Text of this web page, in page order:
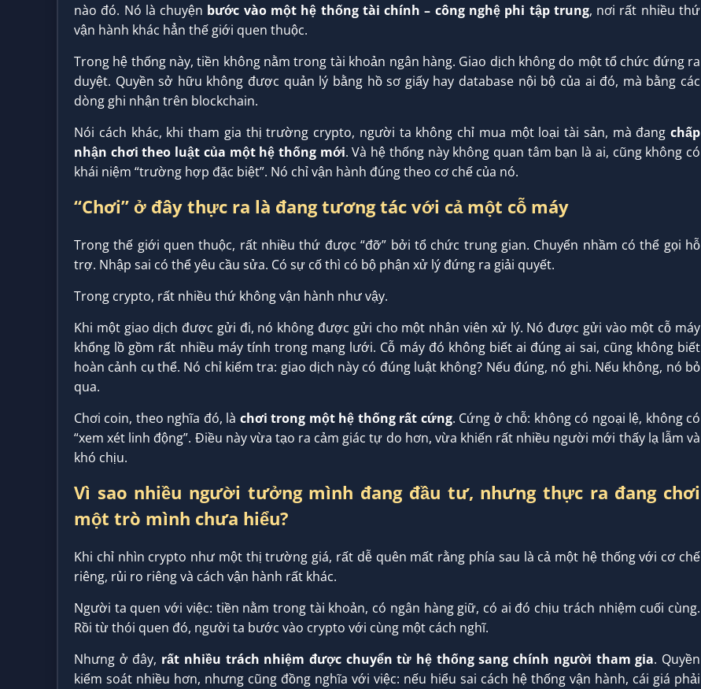
nào đó. Nó là chuyện bước vào một hệ thống tài chính – công nghệ phi tập trung, nơi rất nhiều thứ
vận hành khác hẳn thế giới quen thuộc.
Trong hệ thống này, tiền không nằm trong tài khoản ngân hàng. Giao dịch không do một tổ chức đứng ra
duyệt. Quyền sở hữu không được quản lý bằng hồ sơ giấy hay database nội bộ của ai đó, mà bằng các
dòng ghi nhận trên blockchain.
Nói cách khác, khi tham gia thị trường crypto, người ta không chỉ mua một loại tài sản, mà đang chấp
nhận chơi theo luật của một hệ thống mới. Và hệ thống này không quan tâm bạn là ai, cũng không có
khái niệm “trường hợp đặc biệt”. Nó chỉ vận hành đúng theo cơ chế của nó.
“Chơi” ở đây thực ra là đang tương tác với cả một cỗ máy
Trong thế giới quen thuộc, rất nhiều thứ được “đỡ” bởi tổ chức trung gian. Chuyển nhầm có thể gọi hỗ
trợ. Nhập sai có thể yêu cầu sửa. Có sự cố thì có bộ phận xử lý đứng ra giải quyết.
Trong crypto, rất nhiều thứ không vận hành như vậy.
Khi một giao dịch được gửi đi, nó không được gửi cho một nhân viên xử lý. Nó được gửi vào một cỗ máy
khổng lồ gồm rất nhiều máy tính trong mạng lưới. Cỗ máy đó không biết ai đúng ai sai, cũng không biết
hoàn cảnh cụ thể. Nó chỉ kiểm tra: giao dịch này có đúng luật không? Nếu đúng, nó ghi. Nếu không, nó bỏ
qua.
Chơi coin, theo nghĩa đó, là chơi trong một hệ thống rất cứng. Cứng ở chỗ: không có ngoại lệ, không có
“xem xét linh động”. Điều này vừa tạo ra cảm giác tự do hơn, vừa khiến rất nhiều người mới thấy lạ lẫm và
khó chịu.
Vì sao nhiều người tưởng mình đang đầu tư, nhưng thực ra đang chơi
một trò mình chưa hiểu?
Khi chỉ nhìn crypto như một thị trường giá, rất dễ quên mất rằng phía sau là cả một hệ thống với cơ chế
riêng, rủi ro riêng và cách vận hành rất khác.
Người ta quen với việc: tiền nằm trong tài khoản, có ngân hàng giữ, có ai đó chịu trách nhiệm cuối cùng.
Rồi từ thói quen đó, người ta bước vào crypto với cùng một cách nghĩ.
Nhưng ở đây, rất nhiều trách nhiệm được chuyển từ hệ thống sang chính người tham gia. Quyền
kiểm soát nhiều hơn, nhưng cũng đồng nghĩa với việc: nếu hiểu sai cách hệ thống vận hành, cái giá phải